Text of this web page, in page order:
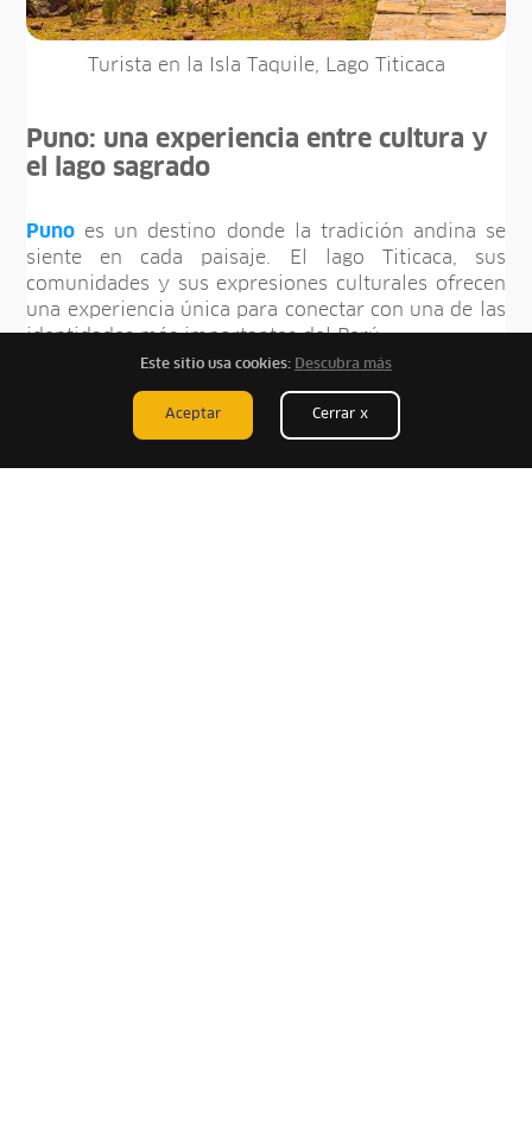
Turista en la Isla Taquile, Lago Titicaca
Puno: una experiencia entre cultura y
el lago sagrado
Puno es un destino donde la tradición andina se
siente en cada paisaje. El lago Titicaca, sus
comunidades y sus expresiones culturales ofrecen
una experiencia única para conectar con una de las
identidades más importantes del Perú.
Ciudad de Puno:A orillas del lago Titicaca,
Este sitio usa cookies: Descubra más
Aceptar Cerrar x